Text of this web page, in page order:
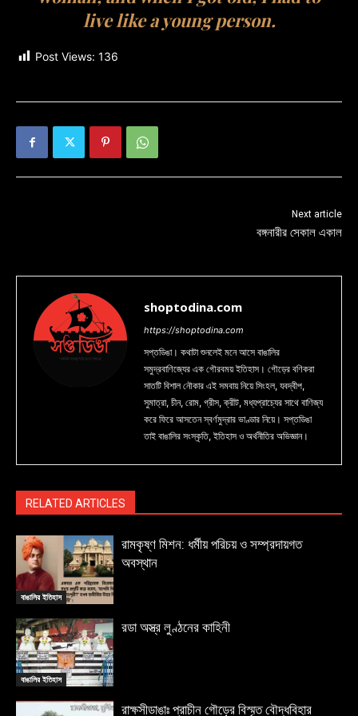
live like a young person.
Post Views: 136
Next article
বঙ্গনারীর সেকাল একাল
shoptodina.com
https://shoptodina.com
সপ্তডিঙা। কথাটা শুনলেই মনে আসে বাঙালির
সমুদ্রবাণিজ্যের এক গৌরবময় ইতিহাস। গৌড়ের বণিকরা
সাতটি বিশাল নৌকার এই সমবায় নিয়ে সিংহল, যবদ্বীপ,
সুমাত্রা, চীন, রোম, গ্রীস, ক্রীট, মধ্যপ্রাচ্যের সাথে বাণিজ্য
করে ফিরে আসতেন স্বর্ণমুদ্রার ভাণ্ডার নিয়ে। সপ্তডিঙা
তাই বাঙালির সংস্কৃতি, ইতিহাস ও অর্থনীতির অভিজ্ঞান।
RELATED ARTICLES
বাঙালির ইতিহাস
রামকৃষ্ণ মিশন: ধর্মীয় পরিচয় ও সম্প্রদায়গত
অবস্থান
বাঙালির ইতিহাস
রডা অস্ত্র লুণ্ঠনের কাহিনী
রাক্ষসীডাঙাঃ প্রাচীন গৌড়ের বিস্মৃত বৌদ্ধবিহার